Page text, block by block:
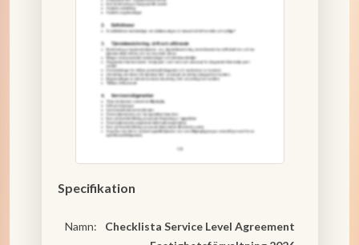
Specifikation
Namn:
Checklista Service Level Agreement